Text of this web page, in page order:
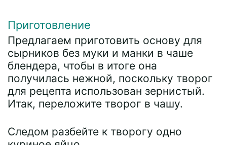
Приготовление
Предлагаем приготовить основу для
сырников без муки и манки в чаше
блендера, чтобы в итоге она
получилась нежной, поскольку творог
для рецепта использован зернистый.
Итак, переложите творог в чашу.
Следом разбейте к творогу одно